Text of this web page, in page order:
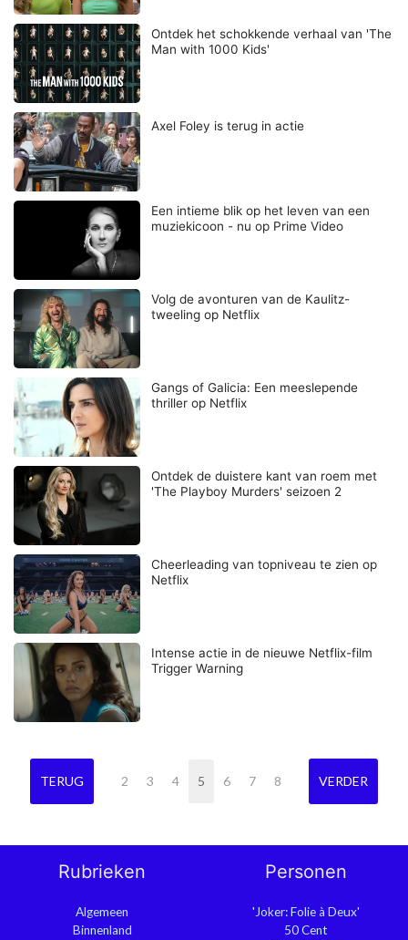
Ontdek het schokkende verhaal van 'The
Man with 1000 Kids'
Axel Foley is terug in actie
Een intieme blik op het leven van een
muziekicoon - nu op Prime Video
Volg de avonturen van de Kaulitz-
tweeling op Netflix
Gangs of Galicia: Een meeslepende
thriller op Netflix
Ontdek de duistere kant van roem met
'The Playboy Murders' seizoen 2
Cheerleading van topniveau te zien op
Netflix
Intense actie in de nieuwe Netflix-film
Trigger Warning
TERUG 2 3 4 5 6 7 8 VERDER
Rubrieken
Algemeen
Binnenland
Personen
'Joker: Folie à Deux'
50 Cent